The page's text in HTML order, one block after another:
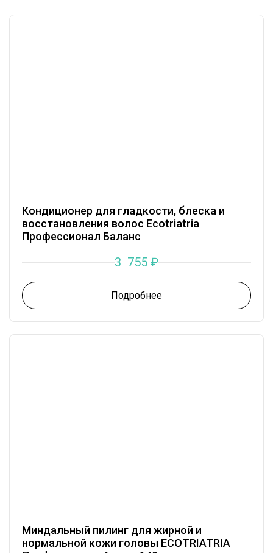
Кондиционер для гладкости, блеска и
восстановления волос Ecotriatria
Профессионал Баланс
3 755 ₽
Подробнее
Миндальный пилинг для жирной и
нормальной кожи головы ECOTRIATRIA